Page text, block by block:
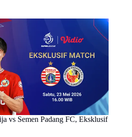
vs Semen Padang FC, Eksklusif